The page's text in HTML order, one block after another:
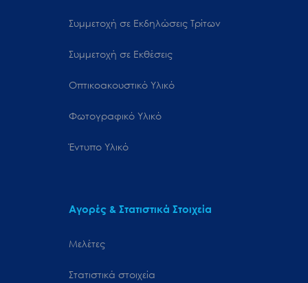
Συμμετοχή σε Εκδηλώσεις Τρίτων
Συμμετοχή σε Εκθέσεις
Οπτικοακουστικό Υλικό
Φωτογραφικό Υλικό
Έντυπο Υλικό
Αγορές & Στατιστικά Στοιχεία
Μελέτες
Στατιστικά στοιχεία